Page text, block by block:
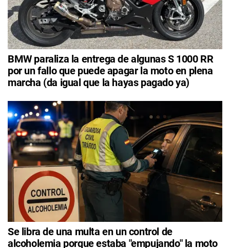
BMW paraliza la entrega de algunas S 1000 RR
por un fallo que puede apagar la moto en plena
marcha (da igual que la hayas pagado ya)
Se libra de una multa en un control de
alcoholemia porque estaba "empujando" la moto